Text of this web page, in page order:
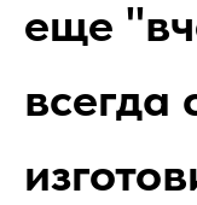
еще
всегда